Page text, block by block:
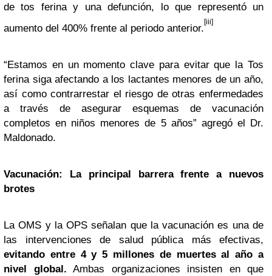
de tos ferina y una defunción, lo que representó un
aumento del 400% frente al periodo anterior.
[iii]
“Estamos en un momento clave para evitar que la Tos
ferina siga afectando a los lactantes menores de un año,
así como contrarrestar el riesgo de otras enfermedades
a través de asegurar esquemas de vacunación
completos en niños menores de 5 años” agregó el Dr.
Maldonado.
Vacunación: La principal barrera frente a nuevos
brotes
La OMS y la OPS señalan que la vacunación es una de
las intervenciones de salud pública más efectivas,
evitando entre 4 y 5 millones de muertes al año a
nivel global. Ambas organizaciones insisten en que